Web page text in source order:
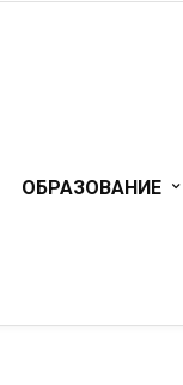
ОБРАЗОВАНИЕ